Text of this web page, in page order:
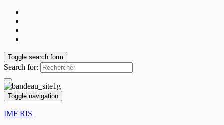
Toggle search form
Search for:
Toggle navigation
IMF RIS